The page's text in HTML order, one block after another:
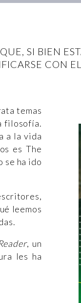
SI BIEN
CON
temas
filosofía.
a la vida
es The
se ha ido
leemos
, un
les ha